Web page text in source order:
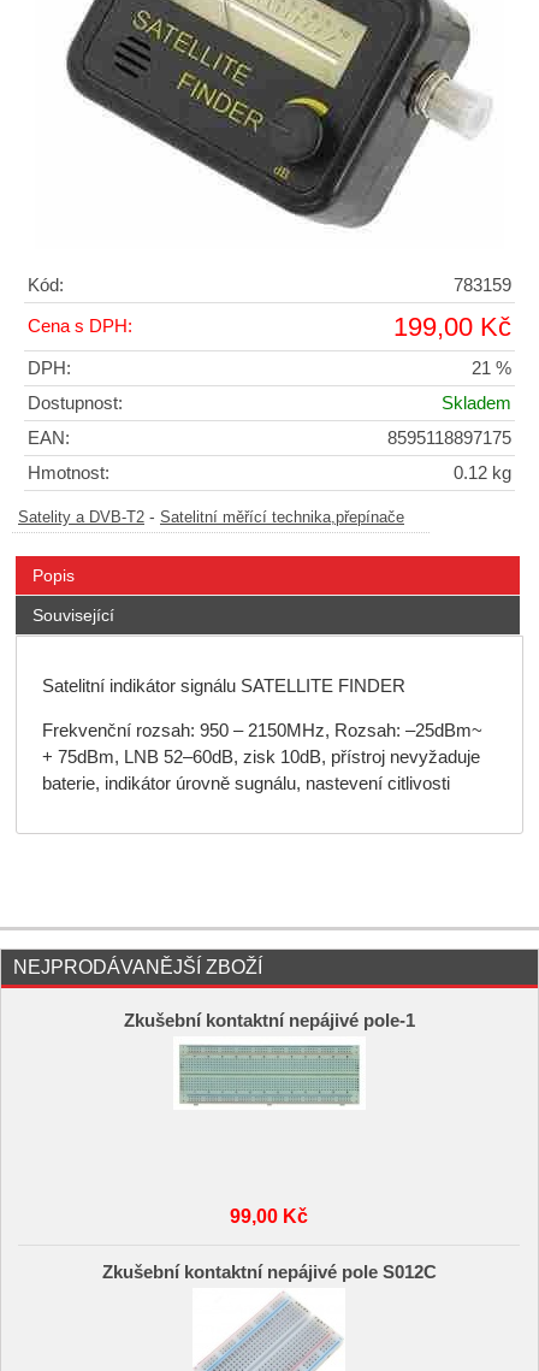
Kód: 783159
Cena s DPH: 199,00 Kč
DPH:
21 %
Dostupnost:
Skladem
EAN:
8595118897175
Hmotnost:
0.12 kg
Satelity a DVB-T2 - Satelitní měřící technika,přepínače
Popis
Související
Satelitní indikátor signálu SATELLITE FINDER
Frekvenční rozsah: 950 – 2150MHz, Rozsah: –25dBm~
+ 75dBm, LNB 52–60dB, zisk 10dB, přístroj nevyžaduje
baterie, indikátor úrovně sugnálu, nastevení citlivosti
NEJPRODÁVANĚJŠÍ ZBOŽÍ
Zkušební kontaktní nepájivé pole-1
99,00 Kč
Zkušební kontaktní nepájivé pole S012C